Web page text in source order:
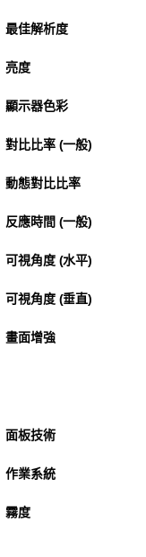
最佳解析度
亮度
顯示器色彩
對比比率 (一般)
動態對比比率
反應時間 (一般)
可視角度 (水平)
可視角度 (垂直)
畫面增強
面板技術
作業系統
霧度